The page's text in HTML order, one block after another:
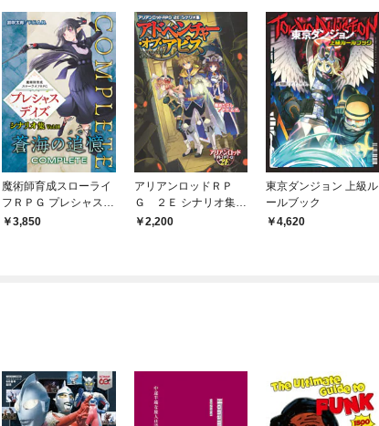
魔術師育成スローライ
フＲＰＧ プレシャスデ
イズ シナリオ集 Vol.01
3,850
アリアンロッドＲＰ
Ｇ ２Ｅ シナリオ集
アドベンチャー・オ
2,200
東京ダンジョン 上級ル
ールブック
4,620